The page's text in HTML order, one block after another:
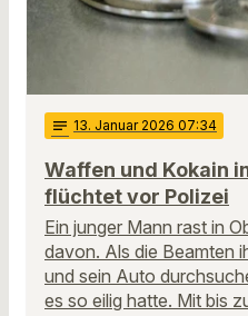
notes 13. Januar 2026 07:34
Waffen und Kokain
flüchtet vor Polizei
Ein junger Mann rast in
davon. Als die Beamten
und sein Auto
es so eilig hatte. Mit bis